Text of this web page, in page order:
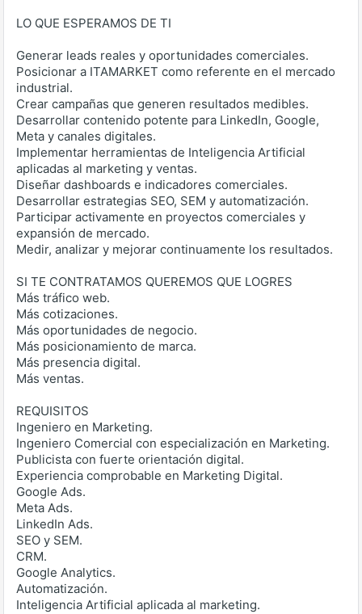
LO QUE ESPERAMOS DE TI
Generar leads reales y oportunidades comerciales.
Posicionar a ITAMARKET como referente en el mercado
industrial.
Crear campañas que generen resultados medibles.
Desarrollar contenido potente para LinkedIn, Google,
Meta y canales digitales.
Implementar herramientas de Inteligencia Artificial
aplicadas al marketing y ventas.
Diseñar dashboards e indicadores comerciales.
Desarrollar estrategias SEO, SEM y automatización.
Participar activamente en proyectos comerciales y
expansión de mercado.
Medir, analizar y mejorar continuamente los resultados.
SI TE CONTRATAMOS QUEREMOS QUE LOGRES
Más tráfico web.
Más cotizaciones.
Más oportunidades de negocio.
Más posicionamiento de marca.
Más presencia digital.
Más ventas.
REQUISITOS
Ingeniero en Marketing.
Ingeniero Comercial con especialización en Marketing.
Publicista con fuerte orientación digital.
Experiencia comprobable en Marketing Digital.
Google Ads.
Meta Ads.
LinkedIn Ads.
SEO y SEM.
CRM.
Google Analytics.
Automatización.
Inteligencia Artificial aplicada al marketing.